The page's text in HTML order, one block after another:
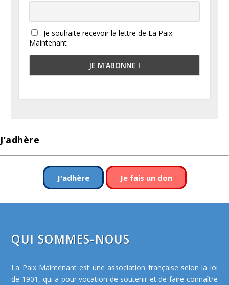
Je souhaite recevoir la lettre de La Paix
Maintenant
J’adhère
J'adhère Je fais un don
QUI SOMMES-NOUS
La Paix Maintenant est une association française selon la loi
de 1901, qui a pour vocation de soutenir et de faire connaître